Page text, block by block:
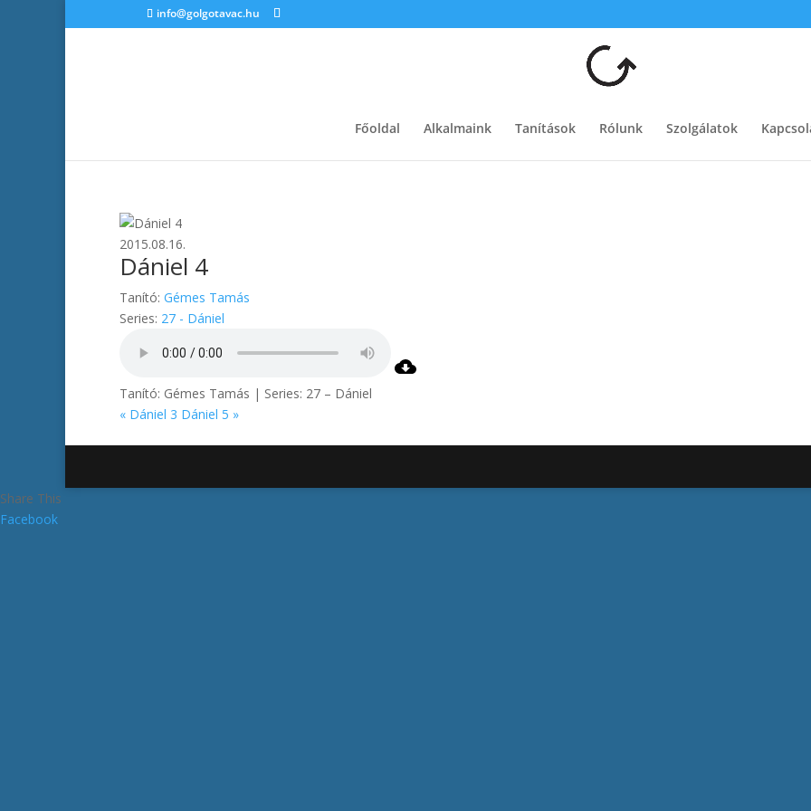
info@golgotavac.hu
Főoldal Alkalmaink Tanítások Rólunk Szolgálatok
2015.08.16.
Dániel 4
Tanító: Gémes Tamás
Series: 27 - Dániel
Tanító: Gémes Tamás | Series: 27 – Dániel
« Dániel 3 Dániel 5 »
Share This
Facebook